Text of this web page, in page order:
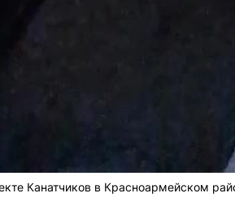
Канатчиков в Красноармейском